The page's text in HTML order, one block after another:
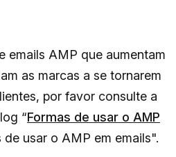
emails AMP que aumentam
as marcas a se tornarem
por favor consulte a
“Formas de usar o AMP
de usar o AMP em emails".